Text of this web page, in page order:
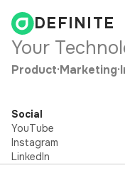
DEFINITE
Your
Product·Marketing·
Social
YouTube
Instagram
LinkedIn